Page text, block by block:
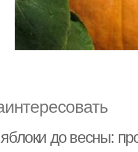
до весны: